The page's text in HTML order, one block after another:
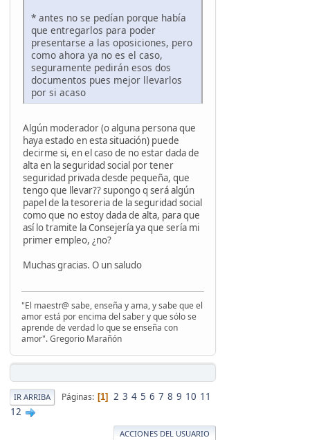
* antes no se pedían porque había
que entregarlos para poder
presentarse a las oposiciones, pero
como ahora ya no es el caso,
seguramente pedirán esos dos
documentos pues mejor llevarlos
por si acaso
Algún moderador (o alguna persona que
haya estado en esta situación) puede
decirme si, en el caso de no estar dada de
alta en la seguridad social por tener
seguridad privada desde pequeña, que
tengo que llevar?? supongo q será algún
papel de la tesoreria de la seguridad social
como que no estoy dada de alta, para que
así lo tramite la Consejería ya que sería mi
primer empleo, ¿no?
Muchas gracias. O un saludo
"El maestr@ sabe, enseña y ama, y sabe que el
amor está por encima del saber y que sólo se
aprende de verdad lo que se enseña con
amor". Gregorio Marañón
IR ARRIBA Páginas 1 2 3 4 5 6 7 8 9 10 11
12
ACCIONES DEL USUARIO